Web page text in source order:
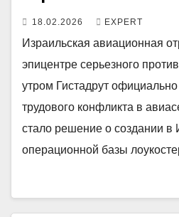
18.02.2026 EXPERT
Израильская авиационная
эпицентре серьезного
утром Гистадрут
трудового конфликта в
стало решение о создании в
операционной базы